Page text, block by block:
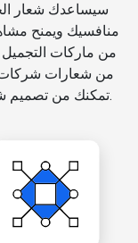
سيساعدك شعار
منافسيك ويمنح
من ماركات
من شعارات شركات
تمكنك من تصميم شعار فريد قد يصور مكانة علامتك التجارية.